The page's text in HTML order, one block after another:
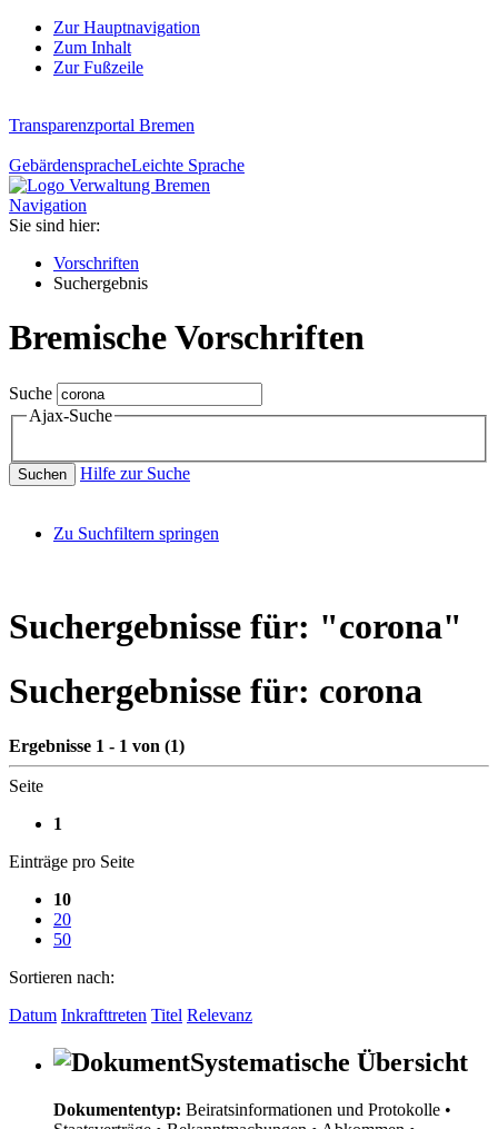
Zur Hauptnavigation
Zum Inhalt
Zur Fußzeile
Transparenzportal Bremen
GebärdenspracheLeichte Sprache
Navigation
Sie sind hier:
Vorschriften
Suchergebnis
Bremische Vorschriften
Suche
Ajax-Suche
Suchen Hilfe zur Suche
Zu Suchfiltern springen
Suchergebnisse für: "corona"
Suchergebnisse für: corona
Ergebnisse 1 - 1 von (1)
Seite
1
Einträge pro Seite
10
20
50
Sortieren nach:
Datum Inkrafttreten Titel Relevanz
Systematische Übersicht
Dokumententyp: Beiratsinformationen und Protokolle •